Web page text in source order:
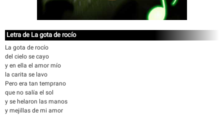
Letra de La gota de rocío
La gota de rocío
del cielo se cayo
y en ella el amor mío
la carita se lavo
Pero era tan temprano
que no salía el sol
y se helaron las manos
y mejillas de mi amor